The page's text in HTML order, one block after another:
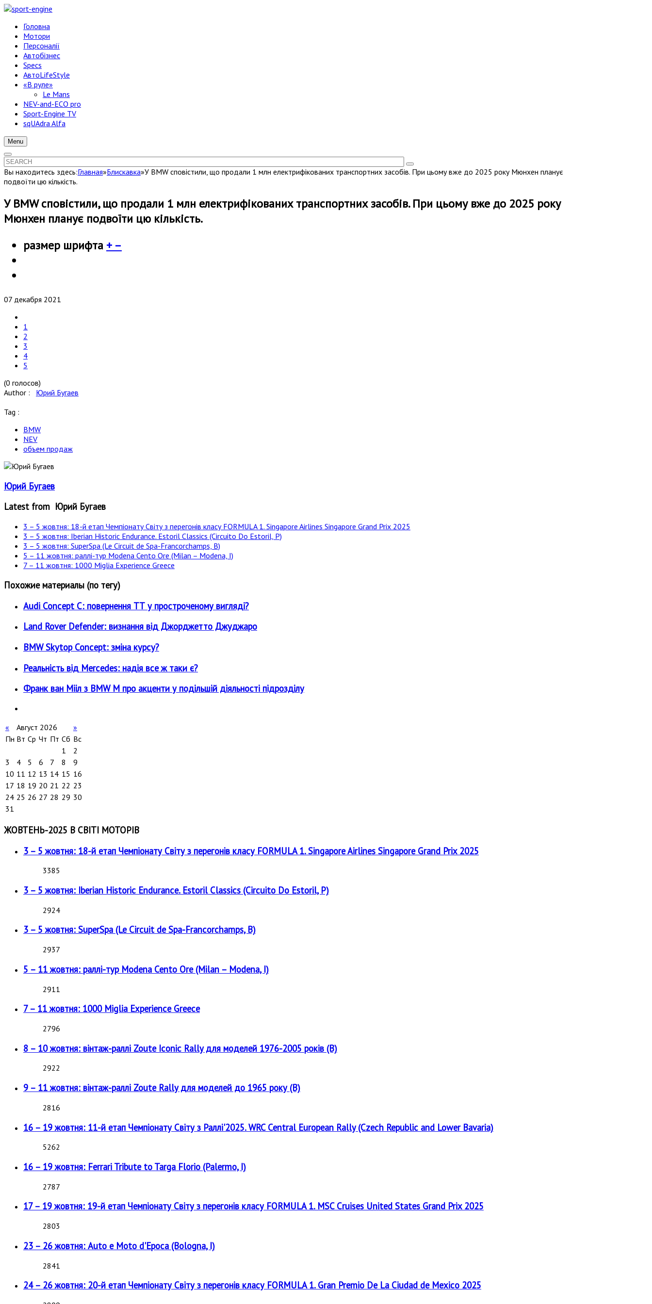
Головна
Мотори
Персоналії
Автобізнес
Specs
АвтоLifeStyle
«В руле»
Le Mans
NEV-and-ECO pro
Sport-Engine TV
sqUAdra Alfa
Menu
Вы находитесь здесь:Главная»Блискавка»У BMW сповістили, що продали 1 млн електрифікованих транспортних засобів. При цьому вже до 2025 року Мюнхен планує
подвоїти цю кількість.
У BMW сповістили, що продали 1 млн електрифікованих транспортних засобів. При цьому вже до 2025 року
Мюнхен планує подвоїти цю кількість.
размер шрифта + –
07 декабря 2021
1
2
3
4
5
(0 голосов)
Author : Юрий Бугаев
Tag :
BMW
NEV
объем продаж
Юрий Бугаев
Latest from Юрий Бугаев
3 – 5 жовтня: 18-й етап Чемпіонату Світу з перегонів класу FORMULA 1. Singapore Airlines Singapore Grand Prix 2025
3 – 5 жовтня: Iberian Historic Endurance. Estoril Classics (Circuito Do Estoril, P)
3 – 5 жовтня: SuperSpa (Le Circuit de Spa-Francorchamps, B)
5 – 11 жовтня: раллі-тур Modena Cento Ore (Milan – Modena, I)
7 – 11 жовтня: 1000 Miglia Experience Greece
Похожие материалы (по тегу)
Audi Concept C: повернення ТТ у простроченому вигляді?
Land Rover Defender: визнання від Джорджетто Джуджаро
BMW Skytop Concept: зміна курсу?
Реальність від Mercedes: надія все ж таки є?
Франк ван Мііл з BMW M про акценти у подільшій діяльності підрозділу
« Август 2026
»
Пн Вт Ср Чт Пт Сб Вс
1
2
3
4 5 6 7 8
9
10 11 12 13 14 15 16
17 18 19 20 21 22 23
24 25 26 27 28 29 30
31
ЖОВТЕНЬ-2025 В СВІТІ МОТОРІВ
3 – 5 жовтня: 18-й етап Чемпіонату Світу з перегонів класу FORMULA 1. Singapore Airlines Singapore Grand Prix 2025
3385
3 – 5 жовтня: Iberian Historic Endurance. Estoril Classics (Circuito Do Estoril, P)
2924
3 – 5 жовтня: SuperSpa (Le Circuit de Spa-Francorchamps, B)
2937
5 – 11 жовтня: раллі-тур Modena Cento Ore (Milan – Modena, I)
2911
7 – 11 жовтня: 1000 Miglia Experience Greece
2796
8 – 10 жовтня: вінтаж-раллі Zoute Iconic Rally для моделей 1976-2005 років (B)
2922
9 – 11 жовтня: вінтаж-раллі Zoute Rally для моделей до 1965 року (B)
2816
16 – 19 жовтня: 11-й етап Чемпіонату Світу з Раллі'2025. WRC Central European Rally (Czech Republic and Lower Bavaria)
5262
16 – 19 жовтня: Ferrari Tribute to Targa Florio (Palermo, I)
2787
17 – 19 жовтня: 19-й етап Чемпіонату Світу з перегонів класу FORMULA 1. MSC Cruises United States Grand Prix 2025
2803
23 – 26 жовтня: Auto e Moto d'Epoca (Bologna, I)
2841
24 – 26 жовтня: 20-й етап Чемпіонату Світу з перегонів класу FORMULA 1. Gran Premio De La Ciudad de Mexico 2025